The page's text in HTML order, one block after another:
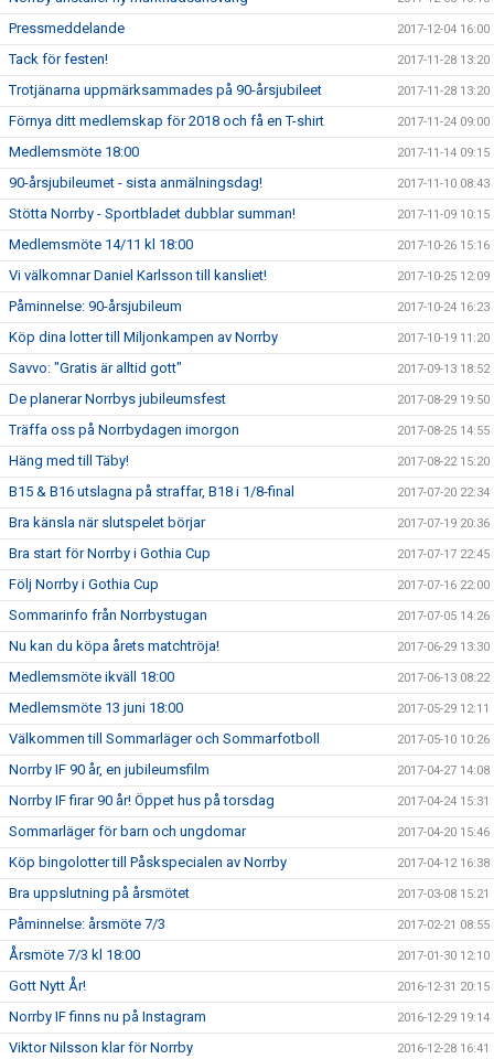
Pressmeddelande 2017-12-04 16:00
Tack för festen! 2017-11-28 13:20
Trotjänarna uppmärksammades på 90-årsjubileet 2017-11-28 13:20
Förnya ditt medlemskap för 2018 och få en T-shirt 2017-11-24 09:00
Medlemsmöte 18:00 2017-11-14 09:15
90-årsjubileumet - sista anmälningsdag! 2017-11-10 08:43
Stötta Norrby - Sportbladet dubblar summan! 2017-11-09 10:15
Medlemsmöte 14/11 kl 18:00 2017-10-26 15:16
Vi välkomnar Daniel Karlsson till kansliet! 2017-10-25 12:09
Påminnelse: 90-årsjubileum 2017-10-24 16:23
Köp dina lotter till Miljonkampen av Norrby 2017-10-19 11:20
Savvo: "Gratis är alltid gott" 2017-09-13 18:52
De planerar Norrbys jubileumsfest 2017-08-29 19:50
Träffa oss på Norrbydagen imorgon 2017-08-25 14:55
Häng med till Täby! 2017-08-22 15:20
B15 & B16 utslagna på straffar, B18 i 1/8-final 2017-07-20 22:34
Bra känsla när slutspelet börjar 2017-07-19 20:36
Bra start för Norrby i Gothia Cup 2017-07-17 22:45
Följ Norrby i Gothia Cup 2017-07-16 22:00
Sommarinfo från Norrbystugan 2017-07-05 14:26
Nu kan du köpa årets matchtröja! 2017-06-29 13:30
Medlemsmöte ikväll 18:00 2017-06-13 08:22
Medlemsmöte 13 juni 18:00 2017-05-29 12:11
Välkommen till Sommarläger och Sommarfotboll 2017-05-10 10:26
Norrby IF 90 år, en jubileumsfilm 2017-04-27 14:08
Norrby IF firar 90 år! Öppet hus på torsdag 2017-04-24 15:31
Sommarläger för barn och ungdomar 2017-04-20 15:46
Köp bingolotter till Påskspecialen av Norrby 2017-04-12 16:38
Bra uppslutning på årsmötet 2017-03-08 15:21
Påminnelse: årsmöte 7/3 2017-02-21 08:55
Årsmöte 7/3 kl 18:00 2017-01-30 12:10
Gott Nytt År! 2016-12-31 20:15
Norrby IF finns nu på Instagram 2016-12-29 19:14
Viktor Nilsson klar för Norrby 2016-12-28 16:41